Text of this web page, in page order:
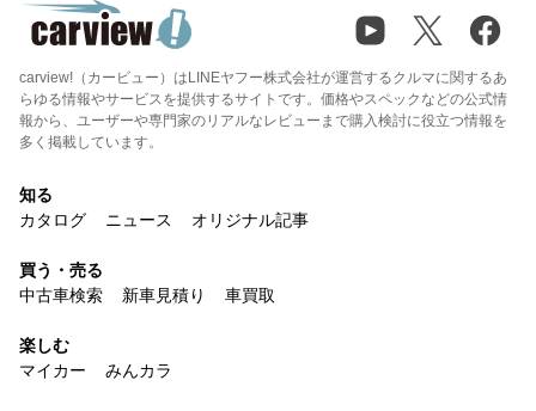
carview!（カービュー）はLINEヤフー株式会社が運営するクルマに関するあ
らゆる情報やサービスを提供するサイトです。価格やスペックなどの公式情
報から、ユーザーや専門家のリアルなレビューまで購入検討に役立つ情報を
多く掲載しています。
知る
カタログ
ニュース オリジナル記事
買う・売る
中古車検索
新車見積り 車買取
楽しむ
マイカー
みんカラ